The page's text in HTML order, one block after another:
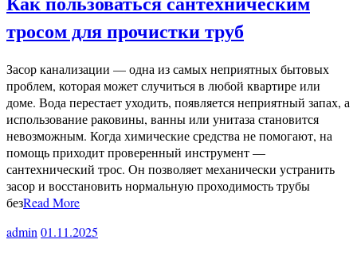
тросом для прочистки труб
Засор канализации — одна из самых неприятных бытовых
проблем, которая может случиться в любой квартире или
доме. Вода перестает уходить, появляется неприятный запах, а
использование раковины, ванны или унитаза становится
невозможным. Когда химические средства не помогают, на
помощь приходит проверенный инструмент —
сантехнический трос. Он позволяет механически устранить
засор и восстановить нормальную проходимость трубы
безRead More
admin01.11.2025